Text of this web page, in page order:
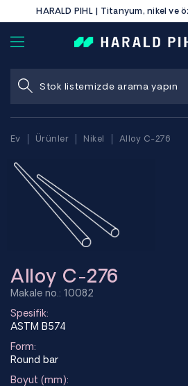
HARALD PIHL | Titanyum, nikel ve
Ev Ürünler Nikel Alloy C-276
Alloy C-276
Makale no.: 10082
Spesifik:
ASTM B574
Form:
Round bar
Boyut (mm):